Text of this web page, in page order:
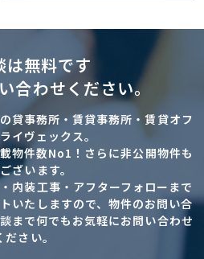
は無料です
合わせください。
貸事務所・賃貸事務所・賃貸オフ
イヴェックス。
物件数No1！さらに非公開物件も
ざいます。
内装工事・アフターフォローまで
いたしますので、物件のお問い合
まで何でもお気軽にお問い合わせ
ださい。